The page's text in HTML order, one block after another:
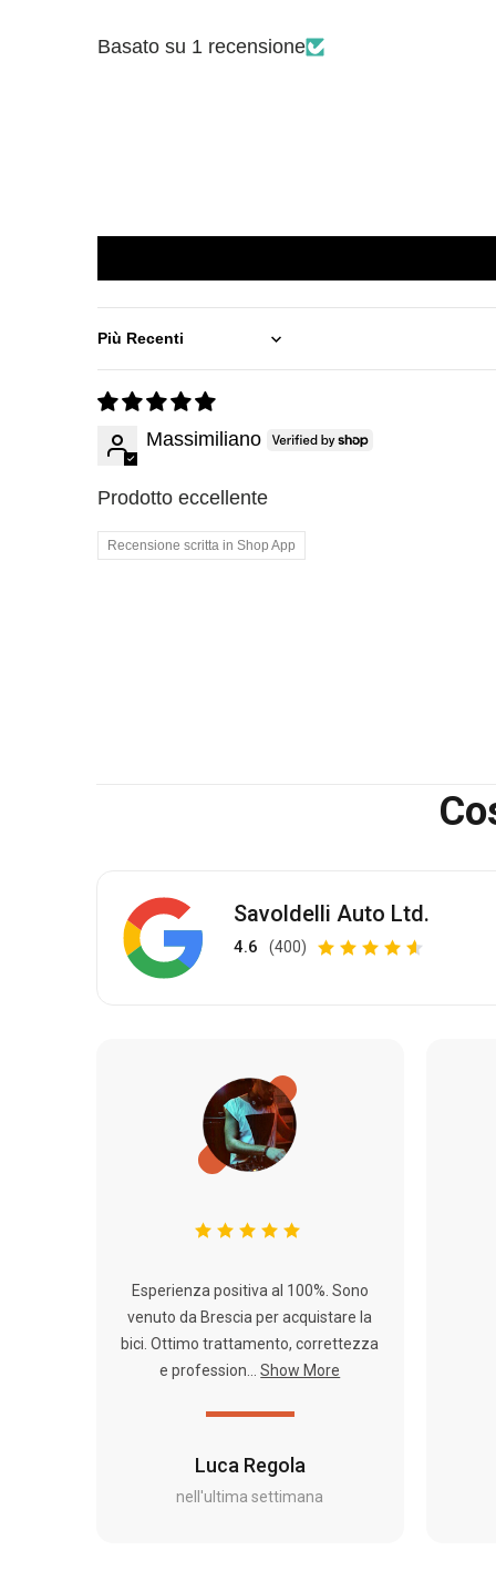
Basato su 1 recensione
Sort by
Massimiliano
Prodotto eccellente
Recensione scritta in Shop App
Savoldelli Auto Ltd.
4.6 (400)
Luca Regola
nell'ultima settimana
Esperienza positiva al 100%. Sono
venuto da Brescia per acquistare la
bici. Ottimo trattamento, correttezza
e profession...
Show More